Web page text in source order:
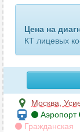
Цена на
КТ лицевых
Москва,
Аэропорт
Гражданская